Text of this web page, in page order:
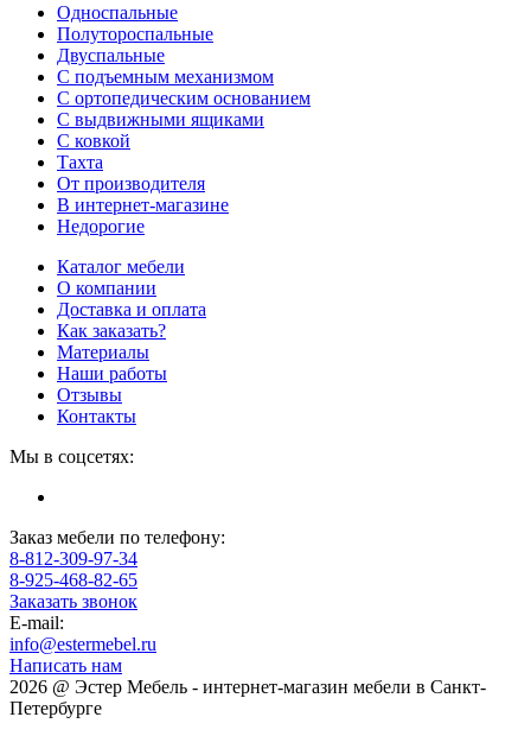
Односпальные
Полутороспальные
Двуспальные
С подъемным механизмом
С ортопедическим основанием
С выдвижными ящиками
С ковкой
Тахта
От производителя
В интернет-магазине
Недорогие
Каталог мебели
О компании
Доставка и оплата
Как заказать?
Материалы
Наши работы
Отзывы
Контакты
Мы в соцсетях:
Заказ мебели по телефону:
8-812-309-97-34
8-925-468-82-65
Заказать звонок
E-mail:
info@estermebel.ru
Написать нам
2026 @ Эстер Мебель - интернет-магазин мебели в Санкт-
Петербурге